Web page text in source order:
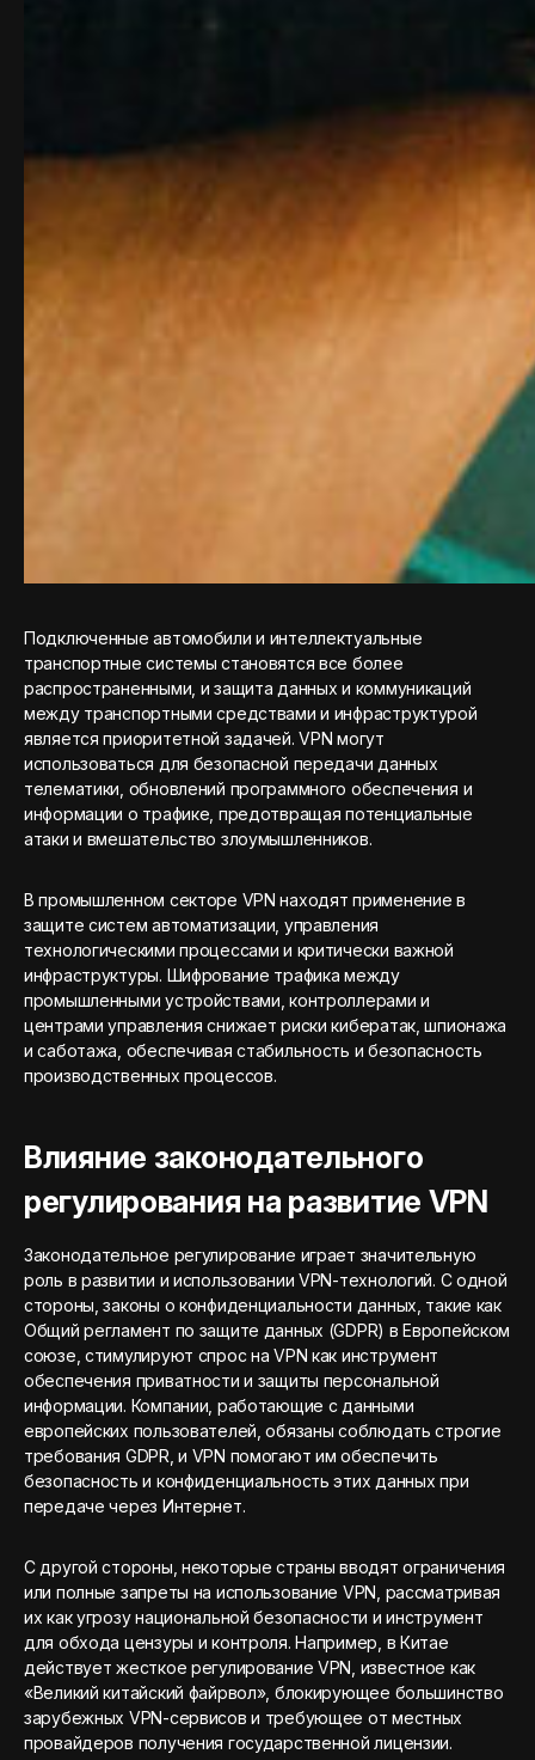
Подключенные автомобили и интеллектуальные
транспортные системы становятся все более
распространенными, и защита данных и коммуникаций
между транспортными средствами и инфраструктурой
является приоритетной задачей. VPN могут
использоваться для безопасной передачи данных
телематики, обновлений программного обеспечения и
информации о трафике, предотвращая потенциальные
атаки и вмешательство злоумышленников.
В промышленном секторе VPN находят применение в
защите систем автоматизации, управления
технологическими процессами и критически важной
инфраструктуры. Шифрование трафика между
промышленными устройствами, контроллерами и
центрами управления снижает риски кибератак, шпионажа
и саботажа, обеспечивая стабильность и безопасность
производственных процессов.
Влияние законодательного
регулирования на развитие VPN
Законодательное регулирование играет значительную
роль в развитии и использовании VPN-технологий. С одной
стороны, законы о конфиденциальности данных, такие как
Общий регламент по защите данных (GDPR) в Европейском
союзе, стимулируют спрос на VPN как инструмент
обеспечения приватности и защиты персональной
информации. Компании, работающие с данными
европейских пользователей, обязаны соблюдать строгие
требования GDPR, и VPN помогают им обеспечить
безопасность и конфиденциальность этих данных при
передаче через Интернет.
С другой стороны, некоторые страны вводят ограничения
или полные запреты на использование VPN, рассматривая
их как угрозу национальной безопасности и инструмент
для обхода цензуры и контроля. Например, в Китае
действует жесткое регулирование VPN, известное как
«Великий китайский файрвол», блокирующее большинство
зарубежных VPN-сервисов и требующее от местных
провайдеров получения государственной лицензии.